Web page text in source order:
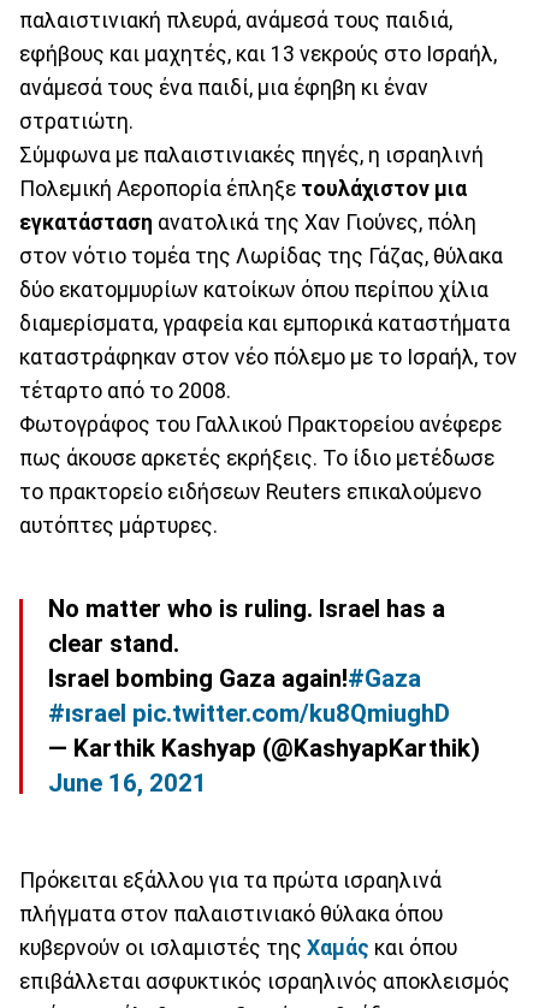
παλαιστινιακή πλευρά, ανάμεσά τους παιδιά,
εφήβους και μαχητές, και 13 νεκρούς στο Ισραήλ,
ανάμεσά τους ένα παιδί, μια έφηβη κι έναν
στρατιώτη.
Σύμφωνα με παλαιστινιακές πηγές, η ισραηλινή
Πολεμική Αεροπορία έπληξε τουλάχιστον μια
εγκατάσταση ανατολικά της Χαν Γιούνες, πόλη
στον νότιο τομέα της Λωρίδας της Γάζας, θύλακα
δύο εκατομμυρίων κατοίκων όπου περίπου χίλια
διαμερίσματα, γραφεία και εμπορικά καταστήματα
καταστράφηκαν στον νέο πόλεμο με το Ισραήλ, τον
τέταρτο από το 2008.
Φωτογράφος του Γαλλικού Πρακτορείου ανέφερε
πως άκουσε αρκετές εκρήξεις. Το ίδιο μετέδωσε
το πρακτορείο ειδήσεων Reuters επικαλούμενο
αυτόπτες μάρτυρες.
No matter who is ruling. Israel has a
clear stand.
Israel bombing Gaza again!#Gaza
#ısrael pic.twitter.com/ku8QmiughD
— Karthik Kashyap (@KashyapKarthik)
June 16, 2021
Πρόκειται εξάλλου για τα πρώτα ισραηλινά
πλήγματα στον παλαιστινιακό θύλακα όπου
κυβερνούν οι ισλαμιστές της Χαμάς και όπου
επιβάλλεται ασφυκτικός ισραηλινός αποκλεισμός